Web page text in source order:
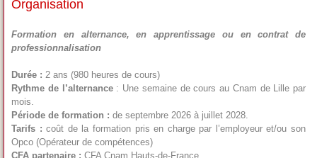
Organisation
Formation en alternance, en apprentissage ou en contrat de
professionnalisation
Durée : 2 ans (980 heures de cours)
Rythme de l’alternance: Une semaine de cours au Cnam de Lille par
mois.
Période de formation : de septembre 2026 à juillet 2028.
Tarifs :coût de la formation pris en charge par l’employeur et/ou son
Opco (Opérateur de compétences)
CFA partenaire : CFA Cnam Hauts-de-France